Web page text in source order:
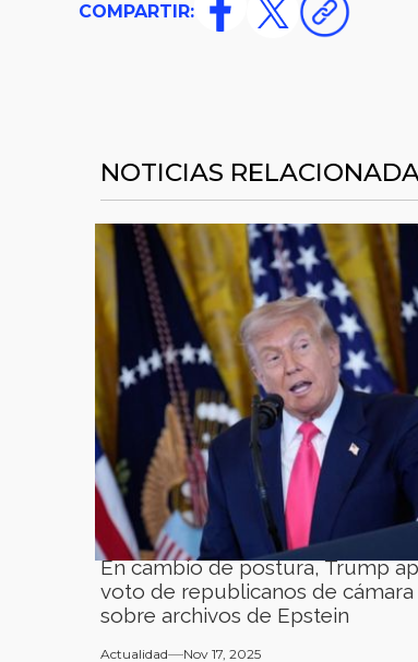
COMPARTIR:
NOTICIAS
En cambio de postura, Trump
voto de republicanos de cámara
sobre archivos de Epstein
Actualidad Nov 17, 2025